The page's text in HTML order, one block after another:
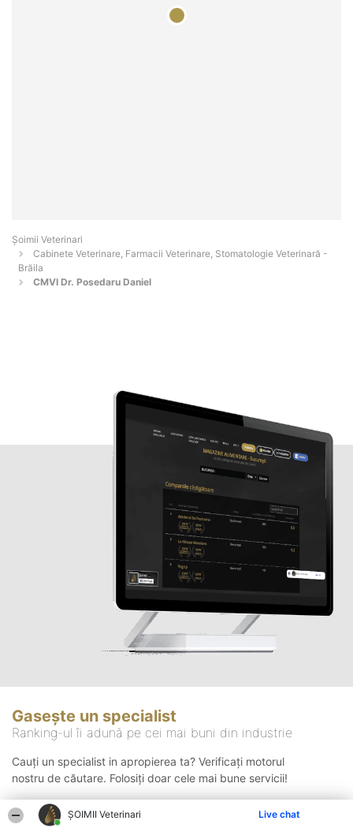
ȘOIMII Veterinari Live chat
Șoimii Veterinari
Cabinete Veterinare, Farmacii Veterinare, Stomatologie Veterinară -
Brăila
CMVI Dr. Posedaru Daniel
Gasește un specialist
Ranking-ul îi adună pe cei mai buni din industrie
Cauți un specialist in apropierea ta? Verificați motorul
nostru de căutare. Folosiți doar cele mai bune servicii!